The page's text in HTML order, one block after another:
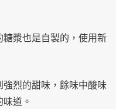
漿也是自製的，使用新
烈的甜味，餘味中酸味
道。